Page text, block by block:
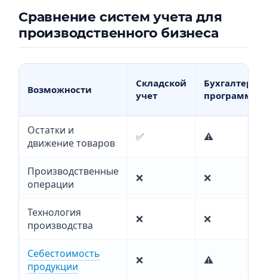
Сравнение систем учета для
производственного бизнеса
Возможности
Складской
учет
программа
Остатки и
движение товаров
✅ ⚠️
Производственные
операции
❌ ❌
Технология
производства
❌ ❌
Себестоимость
продукции
❌ ⚠️